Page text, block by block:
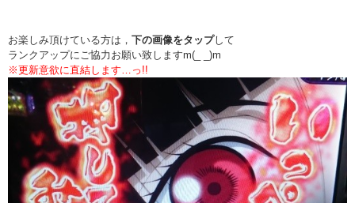
お楽しみ頂けている方は， 下の画像をタップして
ランクアップにご協力お願い致しますm(_ _)m
※更新意欲に直結します…っ!!